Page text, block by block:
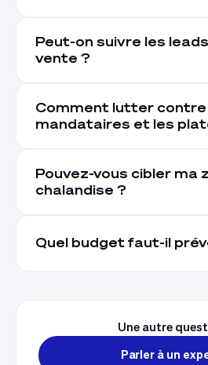
Peut-on suivre les
vente ?
Comment lutter contre
mandataires et les
Pouvez-vous cibler ma
chalandise ?
Quel budget faut-il
Une autre
Parler à un